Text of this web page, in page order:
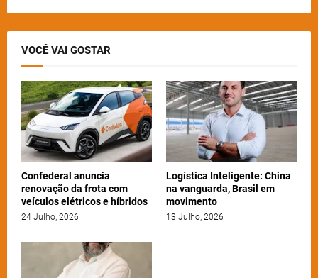
VOCÊ VAI GOSTAR
Confederal anuncia
renovação da frota com
veículos elétricos e híbridos
24 Julho, 2026
Logística Inteligente: China
na vanguarda, Brasil em
movimento
13 Julho, 2026